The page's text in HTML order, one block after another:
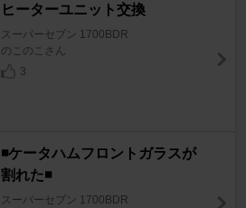
ヒーターユニット交換
スーパーセブン 1700BDR
のこのこさん
3
◾️ケータハムフロントガラスが
割れた◾️
スーパーセブン 1700BDR